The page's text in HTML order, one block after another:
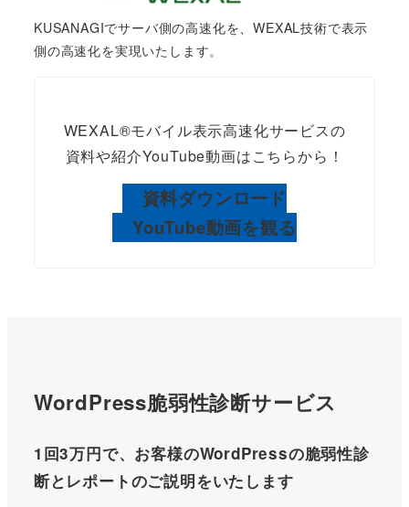
KUSANAGIでサーバ側の高速化を、WEXAL技術で表示
側の高速化を実現いたします。
WEXAL®モバイル表示高速化サービスの
資料や紹介YouTube動画はこちらから！
資料ダウンロード
YouTube動画を観る
WordPress脆弱性診断サービス
1回3万円で、お客様のWordPressの脆弱性診
断とレポートのご説明をいたします